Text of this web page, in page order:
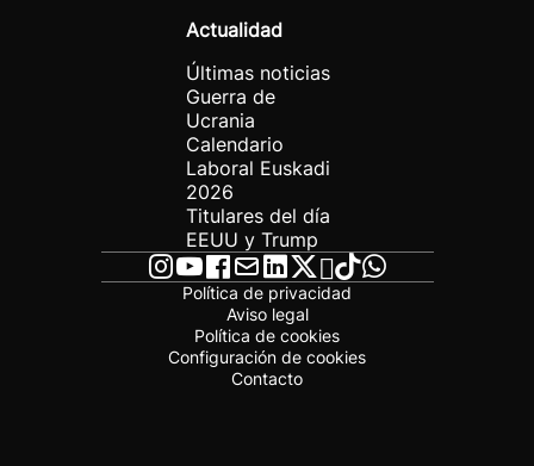
Actualidad
Últimas noticias
Guerra de
Ucrania
Calendario
Laboral Euskadi
2026
Titulares del día
EEUU y Trump
Política de privacidad
Aviso legal
Política de cookies
Configuración de cookies
Contacto